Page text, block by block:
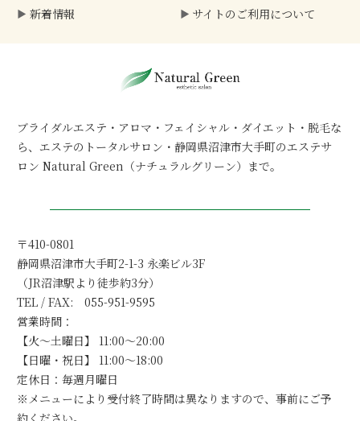
新着情報
サイトのご利用について
ブライダルエステ・アロマ・フェイシャル・ダイエット・脱毛な
ら、エステのトータルサロン・静岡県沼津市大手町のエステサ
ロン Natural Green（ナチュラルグリーン）まで。
〒410-0801
静岡県沼津市大手町2-1-3 永楽ビル3F
（JR沼津駅より徒歩約3分）
TEL / FAX: 055-951-9595
営業時間：
【火～土曜日】 11:00～20:00
【日曜・祝日】 11:00～18:00
定休日：毎週月曜日
※メニューにより受付終了時間は異なりますので、事前にご予